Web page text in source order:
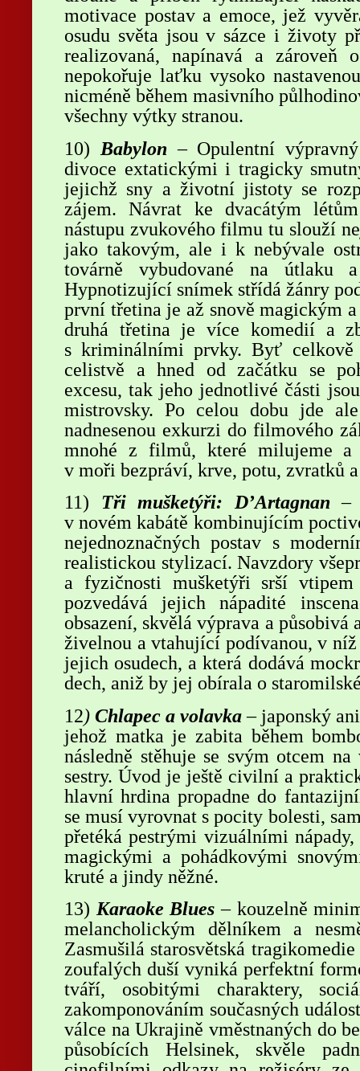
motivace postav a emoce, jež
osudu světa jsou v sázce i životy
realizovaná, napínavá a zároveň
nepokořuje laťku vysoko
nicméně během masivního
všechny výtky stranou.
10) Babylon – Opulentní
divoce extatickými i tragicky
jejichž sny a životní jistoty se
zájem. Návrat ke dvacátým
nástupu zvukového filmu tu slouží
jako takovým, ale i k nebývale
továrně vybudované na útlaku
Hypnotizující snímek střídá žánry
první třetina je až snově magickým
druhá třetina je více komedií a
s kriminálními prvky. Byť celkově
celistvě a hned od začátku se
excesu, tak jeho jednotlivé části
mistrovsky. Po celou dobu jde
nadnesenou exkurzi do filmového
mnohé z filmů, které milujeme a
v moři bezpráví, krve, potu, zvratků
11) Tři mušketýři: D’Artagnan –
v novém kabátě kombinujícím
nejednoznačných postav s
realistickou stylizací. Navzdory
a fyzičnosti mušketýři srší
pozvedává jejich nápadité
obsazení, skvělá výprava a působivá
živelnou a vtahující podívanou, v
jejich osudech, a která dodává
dech, aniž by jej obírala o
12) Chlapec a volavka– japonský
jehož matka je zabita během
následně stěhuje se svým otcem
sestry. Úvod je ještě civilní a
hlavní hrdina propadne do
se musí vyrovnat s pocity bolesti,
přetéká pestrými vizuálními
magickými a pohádkovými
kruté a jindy něžné.
13) Karaoke Blues – kouzelně
melancholickým dělníkem a
Zasmušilá starosvětská
zoufalých duší vyniká perfektní
tváří, osobitými charaktery,
zakomponováním současných
válce na Ukrajině vměstnaných do
působících Helsinek, skvěle